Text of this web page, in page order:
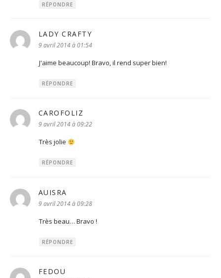
RÉPONDRE
LADY CRAFTY
9 avril 2014 à 01:54
J'aime beaucoup! Bravo, il rend super bien!
RÉPONDRE
CAROFOLIZ
9 avril 2014 à 09:22
Très jolie
RÉPONDRE
AUISRA
9 avril 2014 à 09:28
Très beau… Bravo !
RÉPONDRE
FEDOU